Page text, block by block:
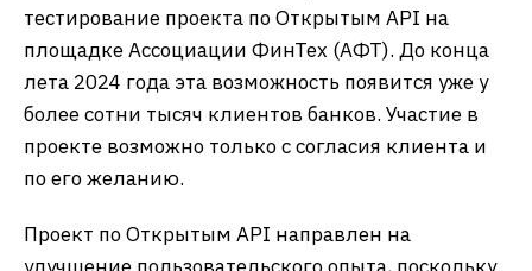
тестирование проекта по Открытым API на
площадке Ассоциации ФинТех (АФТ). До конца
лета 2024 года эта возможность появится уже у
более сотни тысяч клиентов банков. Участие в
проекте возможно только с согласия клиента и
по его желанию.
Проект по Открытым API направлен на